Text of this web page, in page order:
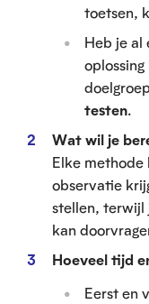
toetsen,
Heb je al
testen.
Wat wil je
Elke methode
observatie
stellen, terwijl
kan
Hoeveel tijd
Eerst en